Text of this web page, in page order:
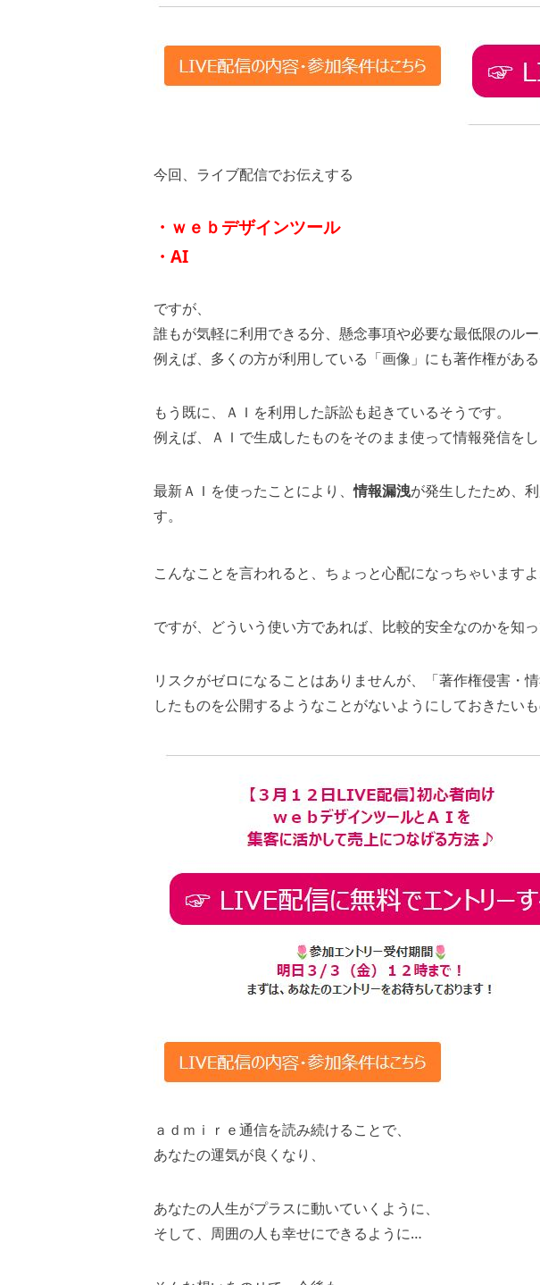
今回、ライブ配信でお伝えする
・ｗｅｂデザインツール
・AI
ですが、
誰もが気軽に利用できる分、 懸念事項や必要な最低限のル
例えば、多くの方が利用している「画像」にも著作権がある
もう既に、ＡＩを利用した訴訟も起きているそうです。
例えば、ＡＩで生成したものをそのまま使って情報発信をし
最新ＡＩを使ったことにより、情報漏洩が発生したため、
す。
こんなことを言われると、ちょっと心配になっちゃいます
ですが、どういう使い方であれば、 比較的安全なのかを知っ
リスクがゼロになることはありませんが、「著作権侵害・
したものを公開するようなことがないよ うにしておきたいも
ａｄｍｉｒｅ通信を読み続けることで、
あなたの運気が良くなり、
あなたの人生がプラスに動いていくように、
そして、周囲の人も幸せにできるように…